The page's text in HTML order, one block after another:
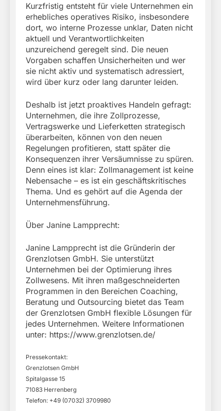
Kurzfristig entsteht für viele Unternehmen ein
erhebliches operatives Risiko, insbesondere
dort, wo interne Prozesse unklar, Daten nicht
aktuell und Verantwortlichkeiten
unzureichend geregelt sind. Die neuen
Vorgaben schaffen Unsicherheiten und wer
sie nicht aktiv und systematisch adressiert,
wird über kurz oder lang darunter leiden.
Deshalb ist jetzt proaktives Handeln gefragt:
Unternehmen, die ihre Zollprozesse,
Vertragswerke und Lieferketten strategisch
überarbeiten, können von den neuen
Regelungen profitieren, statt später die
Konsequenzen ihrer Versäumnisse zu spüren.
Denn eines ist klar: Zollmanagement ist keine
Nebensache – es ist ein geschäftskritisches
Thema. Und es gehört auf die Agenda der
Unternehmensführung.
Über Janine Lampprecht:
Janine Lampprecht ist die Gründerin der
Grenzlotsen GmbH. Sie unterstützt
Unternehmen bei der Optimierung ihres
Zollwesens. Mit ihren maßgeschneiderten
Programmen in den Bereichen Coaching,
Beratung und Outsourcing bietet das Team
der Grenzlotsen GmbH flexible Lösungen für
jedes Unternehmen. Weitere Informationen
unter: https://www.grenzlotsen.de/
Pressekontakt:
Grenzlotsen GmbH
Spitalgasse 15
71083 Herrenberg
Telefon: +49 (07032) 3709980